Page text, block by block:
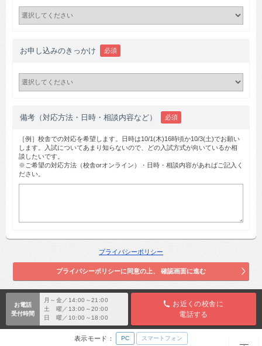
お申し込みのきっかけ 必須
備考（対応方法・日時・相談内容など） 必須
［例］校舎での対応を希望します。日時は10/1(木)16時頃か10/3(土)でお願い
します。入試についてあまり知らないので、どの入試方式が向いているか相
談したいです。
※ご希望の対応方法（校舎orオンライン）・日時・相談内容があればご記入く
ださい。
プライバシーポリシー
お電話
受付時間
月～金／14:00～21:00
土 曜／13:00～20:00
日 曜／10:00～18:00
お近くの校舎に
電話する
表示モード： PC スマートフォン